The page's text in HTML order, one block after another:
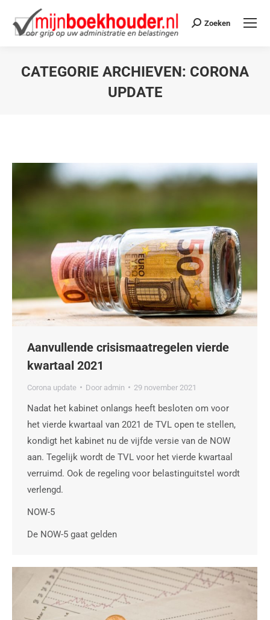
Zoeken
CATEGORIE ARCHIEVEN: CORONA
UPDATE
Aanvullende crisismaatregelen vierde
kwartaal 2021
Corona update Door admin 29 november 2021
Nadat het kabinet onlangs heeft besloten om voor
het vierde kwartaal van 2021 de TVL open te stellen,
kondigt het kabinet nu de vijfde versie van de NOW
aan. Tegelijk wordt de TVL voor het vierde kwartaal
verruimd. Ook de regeling voor belastinguitstel wordt
verlengd.
NOW-5
De NOW-5 gaat gelden